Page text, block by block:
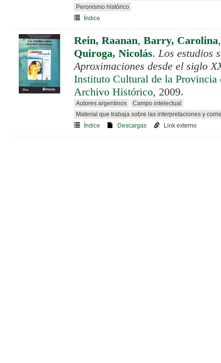
Peronismo histórico
Índice
Rein, Raanan, Barry, Carolina
Quiroga, Nicolás.Los estudios
Aproximaciones desde el siglo
Instituto Cultural de la Provincia
Archivo Histórico, 2009.
Autores argentinos
Campo intelectual
Material que trabaja sobre las interpretaciones y
Índice
Descargas Link externo